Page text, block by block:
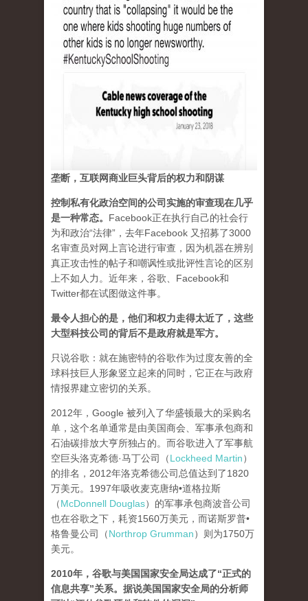
垄断，互联网商业巨头背后的权力和阴谋
控制私有化政治空间的公司实施的审查现在几乎
是一种常态。 Facebook正在执行自己的社会行
为和政治“法律”，去年Facebook 又招募了3000
名审查员对网上言论进行审查，因为机器在辨别
真正攻击性的帖子和嘲讽性或批评性言论的区别
上不如人力。近年来，谷歌、Facebook和
Twitter都在试图做这件事。
最令人担心的是，他们和权力走得太近了，这些
大型科技公司的背后不是政府就是军方。
只说谷歌：就在施密特的谷歌作为过度友善的全
球科技巨人形象竖立起来的同时，它正在与政府
情报界建立密切的关系。
2012年，Google 被列入了华盛顿最大的采购名
单，这个名单通常是由美国商会、军事承包商和
石油碳排放大亨所独占的。而谷歌进入了军事航
空巨头洛克希德·马丁公司（Lockheed Martin）
的排名，2012年洛克希德公司总值达到了1820
万美元。1997年吸收麦克唐纳•道格拉斯
（McDonnell Douglas）的军事承包商波音公司
也在谷歌之下，耗资1560万美元，而诺斯罗普•
格鲁曼公司（Northrop Grumman）则为1750万
美元。
2010年，谷歌与美国国家安全局达成了“正式的
信息共享”关系。据说美国国家安全局的分析师